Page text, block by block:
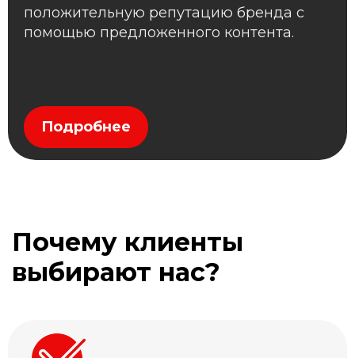
положительную репутацию бренда с
помощью предложенного контента.
Подробнее
Почему клиенты
выбирают нас?